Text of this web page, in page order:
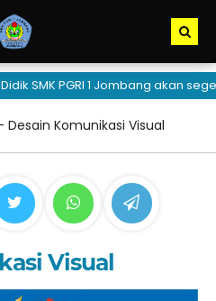
SMK PGRI 1 Jombang akan segera
Desain Komunikasi Visual
Visual